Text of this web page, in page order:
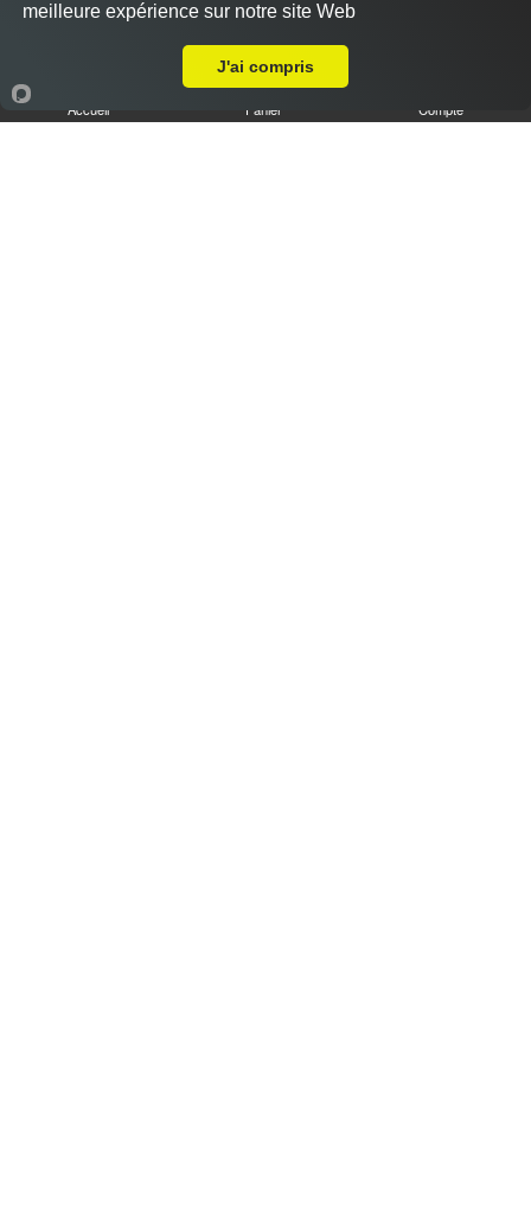
Accueil Panier Compte
meilleure expérience sur notre site Web
J'ai compris